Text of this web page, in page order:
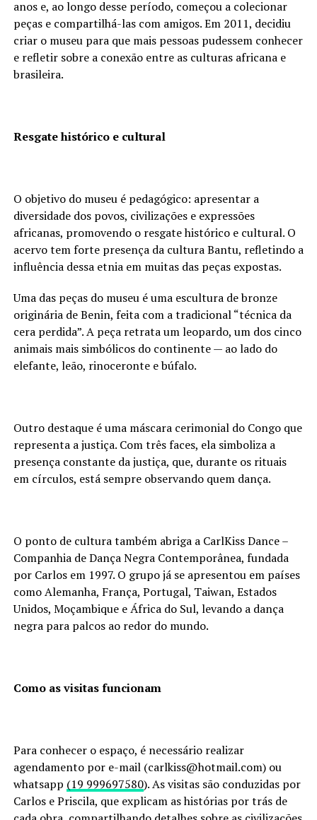
anos e, ao longo desse período, começou a colecionar
peças e compartilhá-las com amigos. Em 2011, decidiu
criar o museu para que mais pessoas pudessem conhecer
e refletir sobre a conexão entre as culturas africana e
brasileira.
Resgate histórico e cultural
O objetivo do museu é pedagógico: apresentar a
diversidade dos povos, civilizações e expressões
africanas, promovendo o resgate histórico e cultural. O
acervo tem forte presença da cultura Bantu, refletindo a
influência dessa etnia em muitas das peças expostas.
Uma das peças do museu é uma escultura de bronze
originária de Benin, feita com a tradicional “técnica da
cera perdida”. A peça retrata um leopardo, um dos cinco
animais mais simbólicos do continente — ao lado do
elefante, leão, rinoceronte e búfalo.
Outro destaque é uma máscara cerimonial do Congo que
representa a justiça. Com três faces, ela simboliza a
presença constante da justiça, que, durante os rituais
em círculos, está sempre observando quem dança.
O ponto de cultura também abriga a CarlKiss Dance –
Companhia de Dança Negra Contemporânea, fundada
por Carlos em 1997. O grupo já se apresentou em países
como Alemanha, França, Portugal, Taiwan, Estados
Unidos, Moçambique e África do Sul, levando a dança
negra para palcos ao redor do mundo.
Como as visitas funcionam
Para conhecer o espaço, é necessário realizar
agendamento por e-mail (carlkiss@hotmail.com) ou
whatsapp (19 999697580). As visitas são conduzidas por
Carlos e Priscila, que explicam as histórias por trás de